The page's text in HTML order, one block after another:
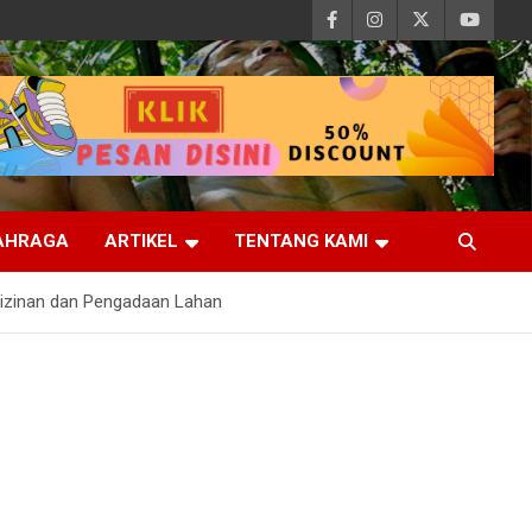
ARTIKEL TENTANG KAMI
dan Pengadaan Lahan